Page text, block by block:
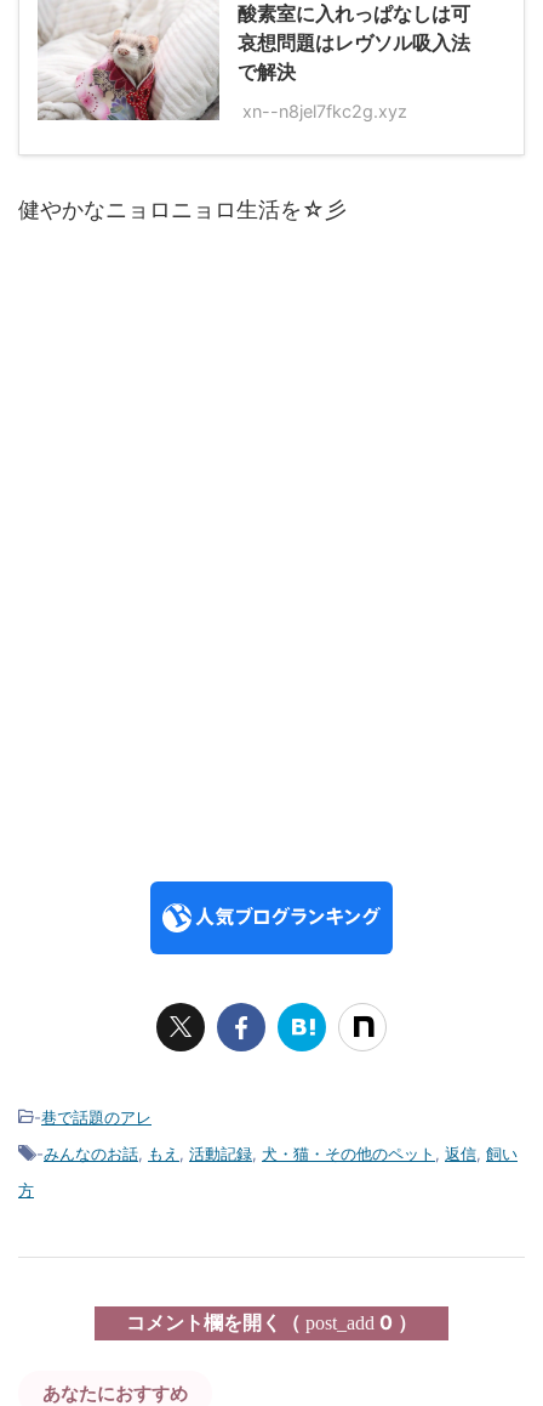
酸素室に入れっぱなしは可
哀想問題はレヴソル吸入法
で解決
xn--n8jel7fkc2g.xyz
健やかなニョロニョロ生活を☆彡
-巷で話題のアレ
-みんなのお話, もえ , 活動記録, 犬・猫・その他のペット , 返信, 飼い
方
コメント欄を開く（ post_add 0 ）
あなたにおすすめ